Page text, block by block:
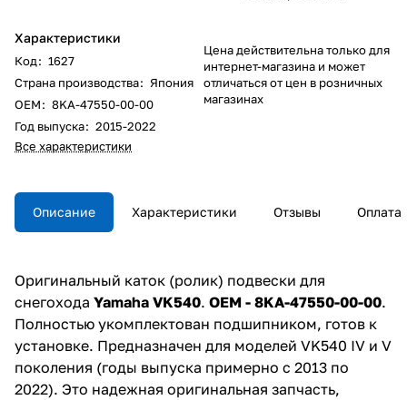
Характеристики
Код: 1627
Страна производства: Япония
ОЕM: 8KA-47550-00-00
Год выпуска: 2015-2022
Все характеристики
Цена действительна только для
интернет-магазина и может
отличаться от цен в розничных
магазинах
Описание Характеристики Отзывы Оплата
Оригинальный каток (ролик) подвески для
снегохода Yamaha VK540. ОЕМ - 8KA-47550-00-00.
Полностью укомплектован подшипником, готов к
установке. Предназначен для моделей VK540 IV и V
поколения (годы выпуска примерно с 2013 по
2022). Это надежная оригинальная запчасть,